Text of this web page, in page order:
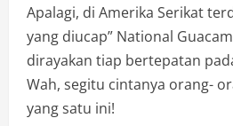
Apalagi, di Amerika Serikat
yang diucap” National
dirayakan tiap bertepatan
Wah, segitu cintanya orang-
yang satu ini!